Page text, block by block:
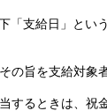
「支給日」とい
の旨を支給対象
するときは、祝